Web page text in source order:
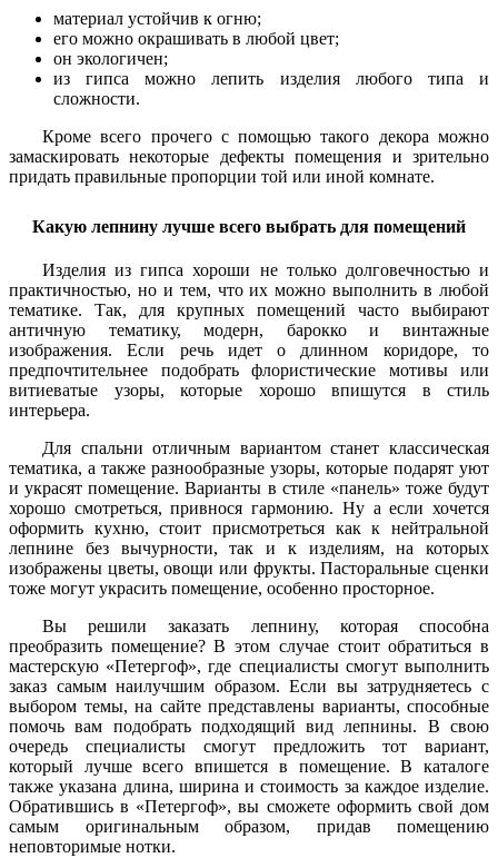
материал устойчив к огню;
его можно окрашивать в любой цвет;
он экологичен;
из гипса можно лепить изделия любого типа и
сложности.
Кроме всего прочего с помощью такого декора можно
замаскировать некоторые дефекты помещения и зрительно
придать правильные пропорции той или иной комнате.
Какую лепнину лучше всего выбрать для помещений
Изделия из гипса хороши не только долговечностью и
практичностью, но и тем, что их можно выполнить в любой
тематике. Так, для крупных помещений часто выбирают
античную тематику, модерн, барокко и винтажные
изображения. Если речь идет о длинном коридоре, то
предпочтительнее подобрать флористические мотивы или
витиеватые узоры, которые хорошо впишутся в стиль
интерьера.
Для спальни отличным вариантом станет классическая
тематика, а также разнообразные узоры, которые подарят уют
и украсят помещение. Варианты в стиле «панель» тоже будут
хорошо смотреться, привнося гармонию. Ну а если хочется
оформить кухню, стоит присмотреться как к нейтральной
лепнине без вычурности, так и к изделиям, на которых
изображены цветы, овощи или фрукты. Пасторальные сценки
тоже могут украсить помещение, особенно просторное.
Вы решили заказать лепнину, которая способна
преобразить помещение? В этом случае стоит обратиться в
мастерскую «Петергоф», где специалисты смогут выполнить
заказ самым наилучшим образом. Если вы затрудняетесь с
выбором темы, на сайте представлены варианты, способные
помочь вам подобрать подходящий вид лепнины. В свою
очередь специалисты смогут предложить тот вариант,
который лучше всего впишется в помещение. В каталоге
также указана длина, ширина и стоимость за каждое изделие.
Обратившись в «Петергоф», вы сможете оформить свой дом
самым оригинальным образом, придав помещению
неповторимые нотки.